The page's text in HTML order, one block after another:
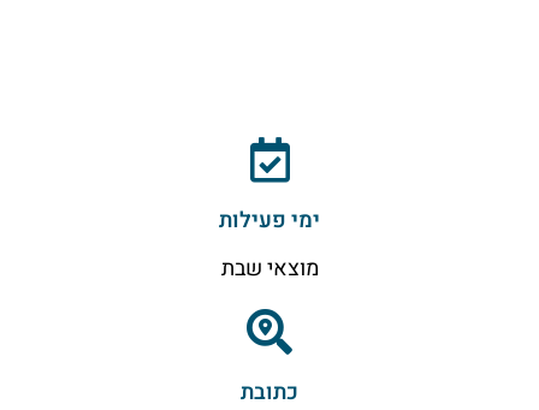
ימי פעילות
מוצאי שבת
כתובת